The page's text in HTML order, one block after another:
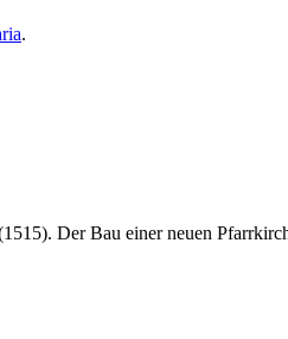
.
Der Bau einer neuen